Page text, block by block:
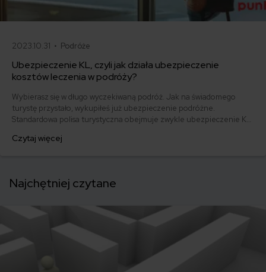
2023.10.31 • Podróże
Ubezpieczenie KL, czyli jak działa ubezpieczenie
kosztów leczenia w podróży?
Wybierasz się w długo wyczekiwaną podróż. Jak na świadomego
turystę przystało, wykupiłeś już ubezpieczenie podróżne.
Standardowa polisa turystyczna obejmuje zwykle ubezpieczenie KL,
sprawdzimy, co to jest ubezpieczenie KL. Powiemy sobie jak działa
Czytaj więcej
Najchętniej czytane